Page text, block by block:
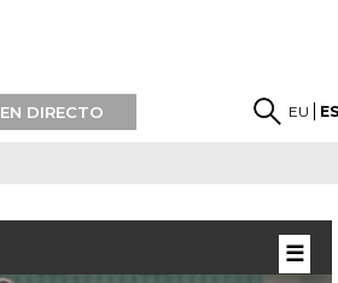
EN DIRECTO EU
☰